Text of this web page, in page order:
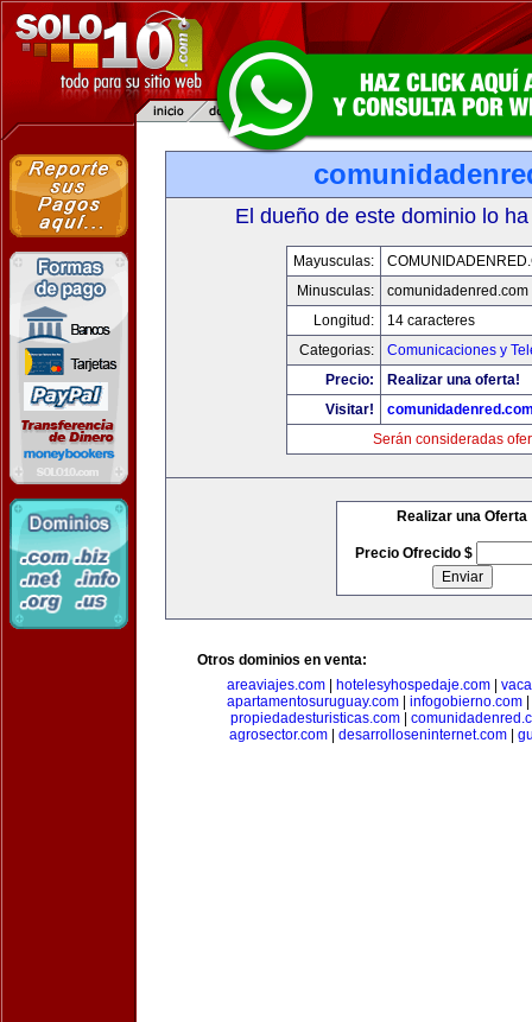
El dueño de este dominio lo
Mayusculas:
Minusculas:
comunidadenred.com
Longitud:
14 caracteres
Categorias:
Comunicaciones y
Precio:
Realizar una oferta!
Visitar!
Serán consideradas
Realizar una Oferta
Precio Ofrecido $
Otros dominios en venta:
areaviajes.com
hotelesyhospedaje.com
apartamentosuruguay.com
infogobierno.com
propiedadesturisticas.com|
agrosector.com
desarrolloseninternet.com